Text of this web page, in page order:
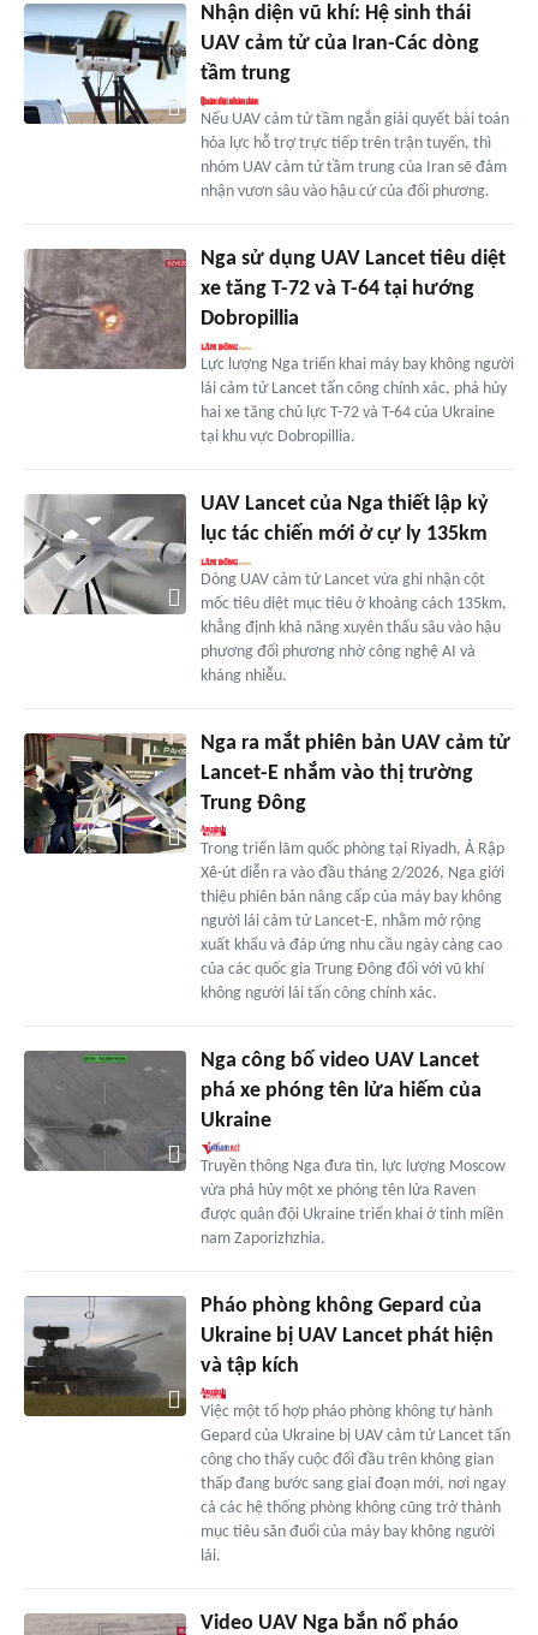
Nhận diện vũ khí: Hệ sinh thái
UAV cảm tử của Iran-Các dòng
tầm trung
Nếu UAV cảm tử tầm ngắn giải quyết bài toán
hỏa lực hỗ trợ trực tiếp trên trận tuyến, thì
nhóm UAV cảm tử tầm trung của Iran sẽ đảm
nhận vươn sâu vào hậu cứ của đối phương.
Nga sử dụng UAV Lancet tiêu diệt
xe tăng T-72 và T-64 tại hướng
Dobropillia
Lực lượng Nga triển khai máy bay không người
lái cảm tử Lancet tấn công chính xác, phá hủy
hai xe tăng chủ lực T-72 và T-64 của Ukraine
tại khu vực Dobropillia.
UAV Lancet của Nga thiết lập kỷ
lục tác chiến mới ở cự ly 135km
Dòng UAV cảm tử Lancet vừa ghi nhận cột
mốc tiêu diệt mục tiêu ở khoảng cách 135km,
khẳng định khả năng xuyên thấu sâu vào hậu
phương đối phương nhờ công nghệ AI và
kháng nhiễu.
Nga ra mắt phiên bản UAV cảm tử
Lancet-E nhắm vào thị trường
Trung Đông
Trong triển lãm quốc phòng tại Riyadh, Ả Rập
Xê-út diễn ra vào đầu tháng 2/2026, Nga giới
thiệu phiên bản nâng cấp của máy bay không
người lái cảm tử Lancet-E, nhằm mở rộng
xuất khẩu và đáp ứng nhu cầu ngày càng cao
của các quốc gia Trung Đông đối với vũ khí
không người lái tấn công chính xác.
Nga công bố video UAV Lancet
phá xe phóng tên lửa hiếm của
Ukraine
Truyền thông Nga đưa tin, lực lượng Moscow
vừa phá hủy một xe phóng tên lửa Raven
được quân đội Ukraine triển khai ở tỉnh miền
nam Zaporizhzhia.
Pháo phòng không Gepard của
Ukraine bị UAV Lancet phát hiện
và tập kích
Việc một tổ hợp pháo phòng không tự hành
Gepard của Ukraine bị UAV cảm tử Lancet tấn
công cho thấy cuộc đối đầu trên không gian
thấp đang bước sang giai đoạn mới, nơi ngay
cả các hệ thống phòng không cũng trở thành
mục tiêu săn đuổi của máy bay không người
lái.
Video UAV Nga bắn nổ pháo